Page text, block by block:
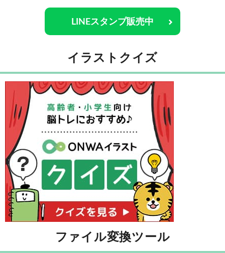
LINEスタンプ販売中
イラストクイズ
ファイル変換ツール